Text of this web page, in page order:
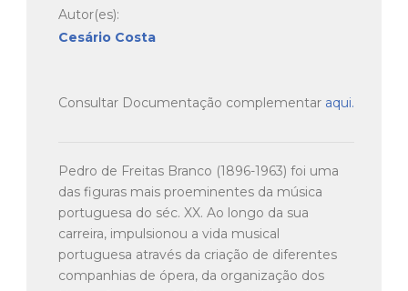
Autor(es):
Cesário Costa
Consultar Documentação complementar aqui.
Pedro de Freitas Branco (1896-1963) foi uma
das figuras mais proeminentes da música
portuguesa do séc. XX. Ao longo da sua
carreira, impulsionou a vida musical
portuguesa através da criação de diferentes
companhias de ópera, da organização dos